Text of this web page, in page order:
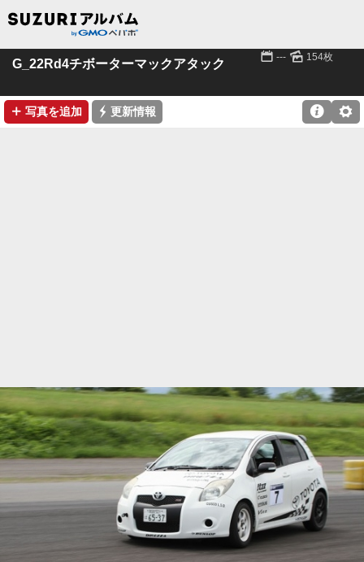
G_22Rd4チボーターマックアタック 📅 --- 🌄 154枚
➕ 写真を追加 ⚡ 更新情報 ⚙
